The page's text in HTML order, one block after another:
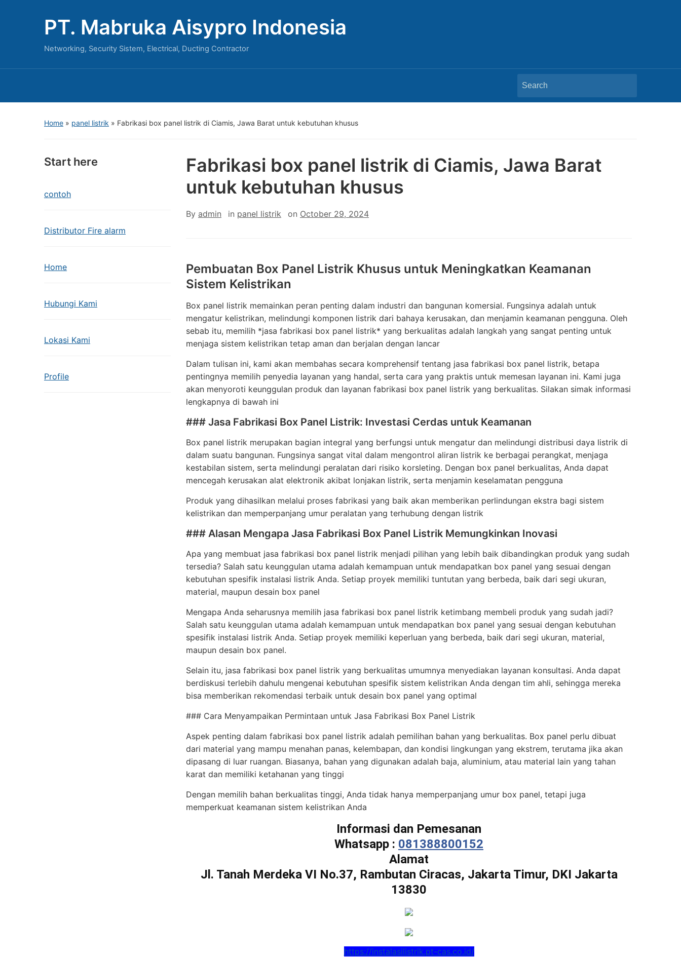
PT. Mabruka Aisypro Indonesia
Networking, Security Sistem, Electrical, Ducting Contractor
Search
for:
Home » panel listrik » Fabrikasi box panel listrik di Ciamis, Jawa Barat untuk kebutuhan khusus
Start here
contoh
Distributor Fire alarm
Home
Hubungi Kami
Lokasi Kami
Profile
Fabrikasi box panel listrik di Ciamis, Jawa Barat
untuk kebutuhan khusus
By admin in panel listrik on October 29, 2024
Pembuatan Box Panel Listrik Khusus untuk Meningkatkan Keamanan
Sistem Kelistrikan
Box panel listrik memainkan peran penting dalam industri dan bangunan komersial. Fungsinya adalah untuk
mengatur kelistrikan, melindungi komponen listrik dari bahaya kerusakan, dan menjamin keamanan pengguna. Oleh
sebab itu, memilih *jasa fabrikasi box panel listrik* yang berkualitas adalah langkah yang sangat penting untuk
menjaga sistem kelistrikan tetap aman dan berjalan dengan lancar
Dalam tulisan ini, kami akan membahas secara komprehensif tentang jasa fabrikasi box panel listrik, betapa
pentingnya memilih penyedia layanan yang handal, serta cara yang praktis untuk memesan layanan ini. Kami juga
akan menyoroti keunggulan produk dan layanan fabrikasi box panel listrik yang berkualitas. Silakan simak informasi
lengkapnya di bawah ini
### Jasa Fabrikasi Box Panel Listrik: Investasi Cerdas untuk Keamanan
Box panel listrik merupakan bagian integral yang berfungsi untuk mengatur dan melindungi distribusi daya listrik di
dalam suatu bangunan. Fungsinya sangat vital dalam mengontrol aliran listrik ke berbagai perangkat, menjaga
kestabilan sistem, serta melindungi peralatan dari risiko korsleting. Dengan box panel berkualitas, Anda dapat
mencegah kerusakan alat elektronik akibat lonjakan listrik, serta menjamin keselamatan pengguna
Produk yang dihasilkan melalui proses fabrikasi yang baik akan memberikan perlindungan ekstra bagi sistem
kelistrikan dan memperpanjang umur peralatan yang terhubung dengan listrik
### Alasan Mengapa Jasa Fabrikasi Box Panel Listrik Memungkinkan Inovasi
Apa yang membuat jasa fabrikasi box panel listrik menjadi pilihan yang lebih baik dibandingkan produk yang sudah
tersedia? Salah satu keunggulan utama adalah kemampuan untuk mendapatkan box panel yang sesuai dengan
kebutuhan spesifik instalasi listrik Anda. Setiap proyek memiliki tuntutan yang berbeda, baik dari segi ukuran,
material, maupun desain box panel
Mengapa Anda seharusnya memilih jasa fabrikasi box panel listrik ketimbang membeli produk yang sudah jadi?
Salah satu keunggulan utama adalah kemampuan untuk mendapatkan box panel yang sesuai dengan kebutuhan
spesifik instalasi listrik Anda. Setiap proyek memiliki keperluan yang berbeda, baik dari segi ukuran, material,
maupun desain box panel.
Selain itu, jasa fabrikasi box panel listrik yang berkualitas umumnya menyediakan layanan konsultasi. Anda dapat
berdiskusi terlebih dahulu mengenai kebutuhan spesifik sistem kelistrikan Anda dengan tim ahli, sehingga mereka
bisa memberikan rekomendasi terbaik untuk desain box panel yang optimal
### Cara Menyampaikan Permintaan untuk Jasa Fabrikasi Box Panel Listrik
Aspek penting dalam fabrikasi box panel listrik adalah pemilihan bahan yang berkualitas. Box panel perlu dibuat
dari material yang mampu menahan panas, kelembapan, dan kondisi lingkungan yang ekstrem, terutama jika akan
dipasang di luar ruangan. Biasanya, bahan yang digunakan adalah baja, aluminium, atau material lain yang tahan
karat dan memiliki ketahanan yang tinggi
Dengan memilih bahan berkualitas tinggi, Anda tidak hanya memperpanjang umur box panel, tetapi juga
memperkuat keamanan sistem kelistrikan Anda
Informasi dan Pemesanan
Whatsapp : 081388800152
Alamat
Jl. Tanah Merdeka VI No.37, Rambutan Ciracas, Jakarta Timur, DKI Jakarta
13830
https://instalasilistrik.pt-cas.co.id/